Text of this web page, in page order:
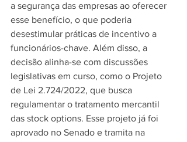
a segurança das empresas ao oferecer
esse benefício, o que poderia
desestimular práticas de incentivo a
funcionários-chave. Além disso, a
decisão alinha-se com discussões
legislativas em curso, como o Projeto
de Lei 2.724/2022, que busca
regulamentar o tratamento mercantil
das stock options. Esse projeto já foi
aprovado no Senado e tramita na